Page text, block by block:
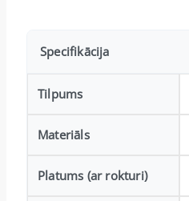
Specifikācija
Tilpums
Materiāls
Platums (ar rokturi)